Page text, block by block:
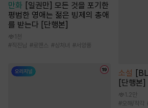
만화 [일권만] 모든 것을 포기한
평범한 영애는 젊은 빙제의 총애
를 받는다 [단행본]
1천
#직진남 #로맨스 #상처녀 #서양풍
소설
[단행본]
1.2만
#오해/착각